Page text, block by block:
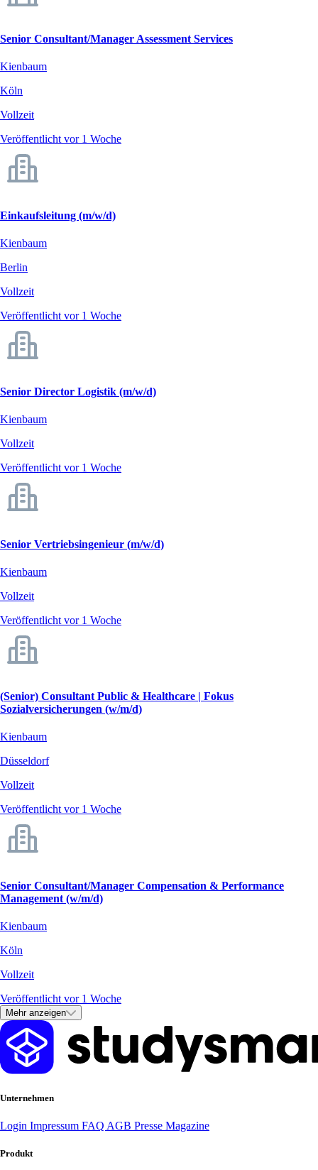
Senior Consultant/Manager Assessment Services
Kienbaum
Köln
Vollzeit
Veröffentlicht vor 1 Woche
Einkaufsleitung (m/w/d)
Kienbaum
Berlin
Vollzeit
Veröffentlicht vor 1 Woche
Senior Director Logistik (m/w/d)
Kienbaum
Vollzeit
Veröffentlicht vor 1 Woche
Senior Vertriebsingenieur (m/w/d)
Kienbaum
Vollzeit
Veröffentlicht vor 1 Woche
(Senior) Consultant Public & Healthcare | Fokus
Sozialversicherungen (w/m/d)
Kienbaum
Düsseldorf
Vollzeit
Veröffentlicht vor 1 Woche
Senior Consultant/Manager Compensation & Performance
Management (w/m/d)
Kienbaum
Köln
Vollzeit
Veröffentlicht vor 1 Woche
Mehr anzeigen
Unternehmen
Login Impressum FAQ AGB Presse Magazine
Produkt